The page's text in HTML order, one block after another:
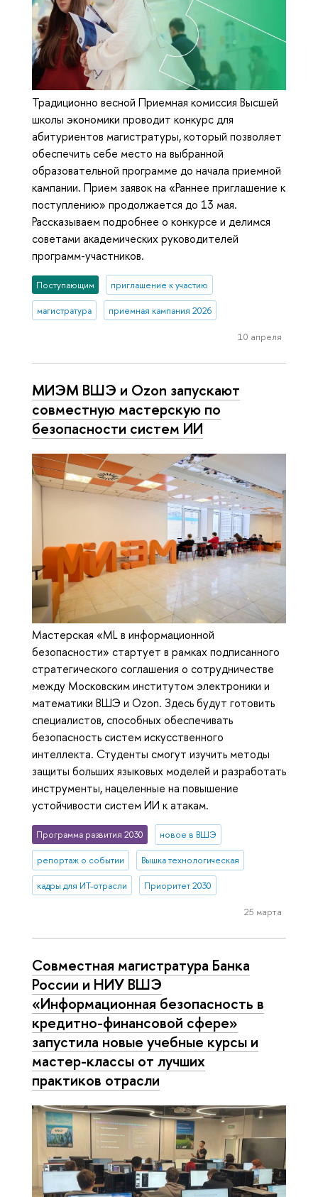
Традиционно весной Приемная комиссия Высшей
школы экономики проводит конкурс для
абитуриентов магистратуры, который позволяет
обеспечить себе место на выбранной
образовательной программе до начала приемной
кампании. Прием заявок на «Раннее приглашение к
поступлению» продолжается до 13 мая.
Рассказываем подробнее о конкурсе и делимся
советами академических руководителей
программ-участников.
Поступающим приглашение к участию
магистратура приемная кампания 2026
10 апреля
МИЭМ ВШЭ и Ozon запускают
совместную мастерскую по
безопасности систем ИИ
Мастерская «ML в информационной
безопасности» стартует в рамках подписанного
стратегического соглашения о сотрудничестве
между Московским институтом электроники и
математики ВШЭ и Ozon. Здесь будут готовить
специалистов, способных обеспечивать
безопасность систем искусственного
интеллекта. Студенты смогут изучить методы
защиты больших языковых моделей и разработать
инструменты, нацеленные на повышение
устойчивости систем ИИ к атакам.
Программа развития 2030 новое в ВШЭ
репортаж о событии Вышка технологическая
кадры для ИТ-отрасли Приоритет 2030
25 марта
Совместная магистратура Банка
России и НИУ ВШЭ
«Информационная безопасность в
кредитно-финансовой сфере»
запустила новые учебные курсы и
мастер-классы от лучших
практиков отрасли